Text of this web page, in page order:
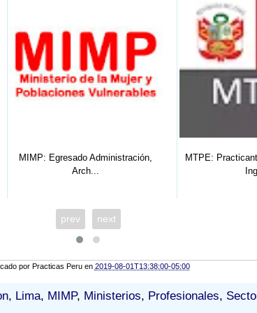
MTPE: Practicante de Economía o
Ing...
MTC 2025:
prev next
por Practicas Peru en 2019-08-01T13:38:00-05:00
, Lima, MIMP, Ministerios, Profesionales,